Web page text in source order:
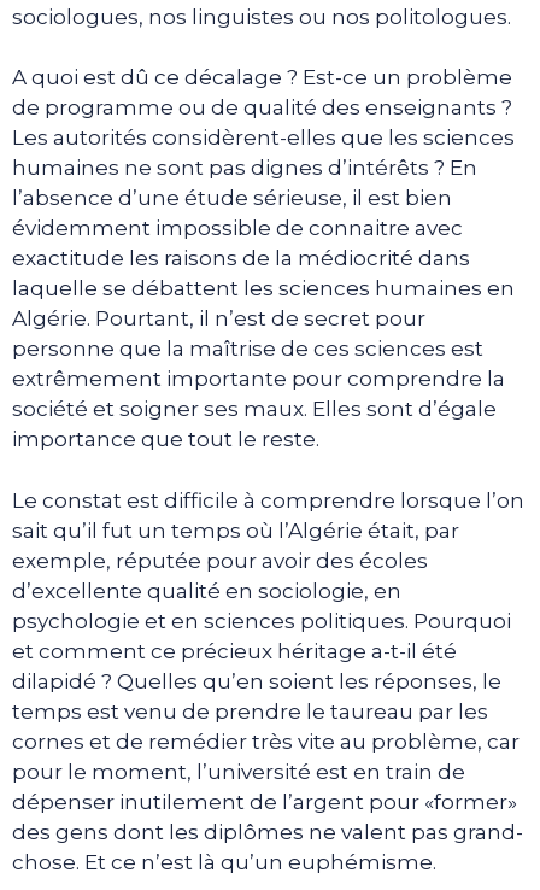
sociologues, nos linguistes ou nos politologues.
A quoi est dû ce décalage ? Est-ce un problème
de programme ou de qualité des enseignants ?
Les autorités considèrent-elles que les sciences
humaines ne sont pas dignes d’intérêts ? En
l’absence d’une étude sérieuse, il est bien
évidemment impossible de connaitre avec
exactitude les raisons de la médiocrité dans
laquelle se débattent les sciences humaines en
Algérie. Pourtant, il n’est de secret pour
personne que la maîtrise de ces sciences est
extrêmement importante pour comprendre la
société et soigner ses maux. Elles sont d’égale
importance que tout le reste.
Le constat est difficile à comprendre lorsque l’on
sait qu’il fut un temps où l’Algérie était, par
exemple, réputée pour avoir des écoles
d’excellente qualité en sociologie, en
psychologie et en sciences politiques. Pourquoi
et comment ce précieux héritage a-t-il été
dilapidé ? Quelles qu’en soient les réponses, le
temps est venu de prendre le taureau par les
cornes et de remédier très vite au problème, car
pour le moment, l’université est en train de
dépenser inutilement de l’argent pour «former»
des gens dont les diplômes ne valent pas grand-
chose. Et ce n’est là qu’un euphémisme.